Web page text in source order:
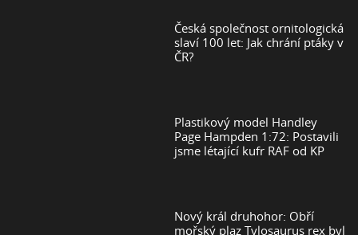
Česká společnost ornitologická
slaví 100 let: Jak chrání ptáky v
ČR?
Plastikový model Handley
Page Hampden 1:72: Postavili
jsme létající kufr RAF od KP
Nový král druhohor: Obří
mořský plaz Tylosaurus rex byl